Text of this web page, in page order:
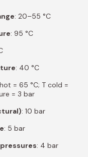
: 20–55 °C
: 95 °C
: 40 °C
= 65 °C; T cold =
= 3 bar
: 10 bar
: 5 bar
: 4 bar